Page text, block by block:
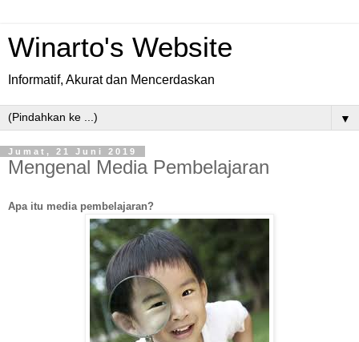
Winarto's Website
Informatif, Akurat dan Mencerdaskan
▼
Jumat, 21 Juni 2019
Mengenal Media Pembelajaran
Apa itu media pembelajaran?